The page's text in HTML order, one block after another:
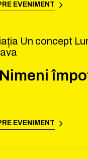
EVENIMENT
Un concept
EVENIMENT